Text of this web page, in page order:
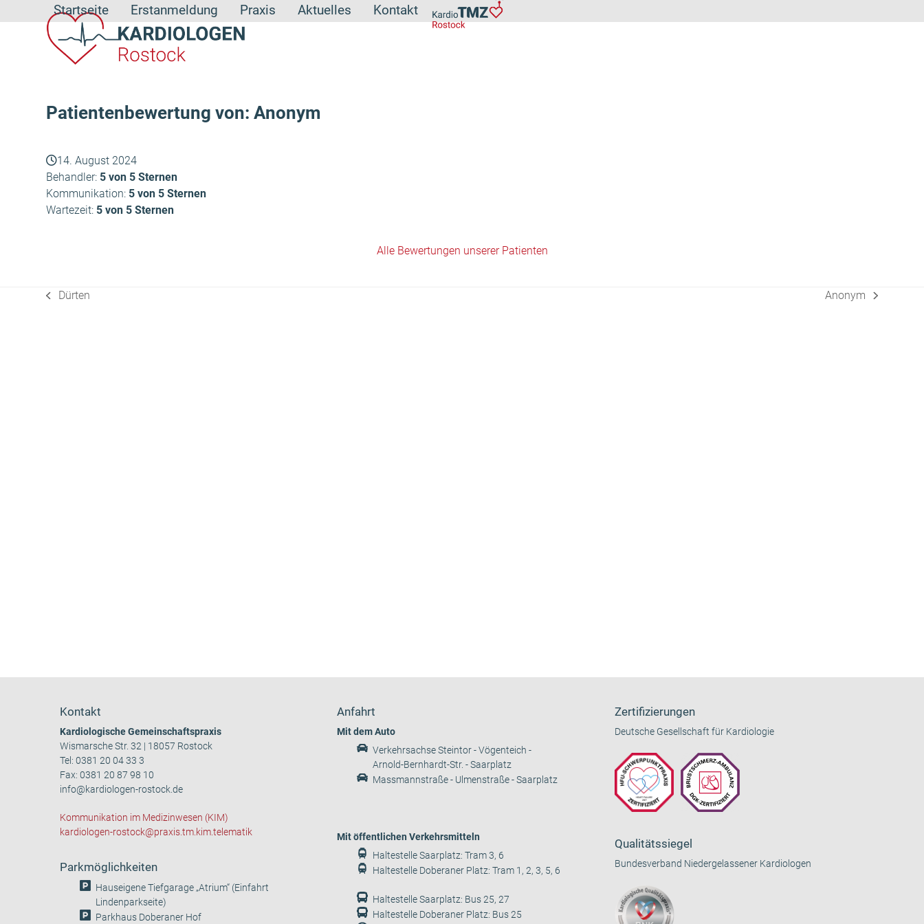
to
Startseite Erstanmeldung Praxis Aktuelles Kontakt
Patientenbewertung von: Anonym
14. August 2024
Behandler: 5 von 5 Sternen
Kommunikation: 5 von 5 Sternen
Wartezeit: 5 von 5 Sternen
Alle Bewertungen unserer Patienten
vorheriger
Dürten
Nächster
Anonym
Kontakt
Kardiologische Gemeinschaftspraxis
Wismarsche Str. 32 | 18057 Rostock
Tel:0381 20 04 33 3
Fax: 0381 20 87 98 10
info@kardiologen-rostock.de
Kommunikation im Medizinwesen (KIM)
kardiologen-rostock@praxis.tm.kim.telematik
Parkmöglichkeiten
Hauseigene Tiefgarage „Atrium“ (Einfahrt
Lindenparkseite)
Parkhaus Doberaner Hof
Anfahrt
Mit dem Auto
Verkehrsachse Steintor - Vögenteich -
Arnold-Bernhardt-Str. - Saarplatz
Massmannstraße - Ulmenstraße - Saarplatz
Mit öffentlichen Verkehrsmitteln
Haltestelle Saarplatz: Tram 3, 6
Haltestelle Doberaner Platz: Tram 1, 2, 3, 5, 6
Haltestelle Saarplatz: Bus 25, 27
Haltestelle Doberaner Platz: Bus 25
Zertifizierungen
Deutsche Gesellschaft für Kardiologie
Qualitätssiegel
Bundesverband Niedergelassener Kardiologen